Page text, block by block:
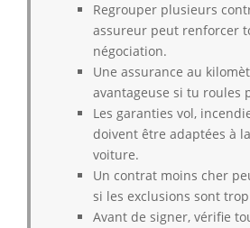
Regrouper plusieurs
assureur peut renforcer
négociation.
Une assurance au
avantageuse si tu roules
Les garanties vol,
doivent être adaptées à
voiture.
Un contrat moins cher
si les exclusions sont
Avant de signer, vérifie